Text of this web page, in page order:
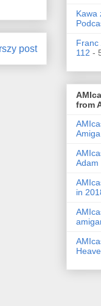
post
Franc
112 -
from
Adam
in